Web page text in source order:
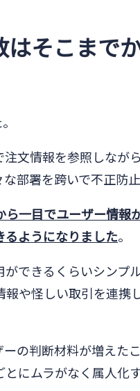
そこまで
注文情報を参照しなが
部署を跨いで不正防
ら一目でユーザー情報
ようになりました。
できるくらいシンプ
報や怪しい取引を連
の判断材料が増えた
にムラがなく属人化